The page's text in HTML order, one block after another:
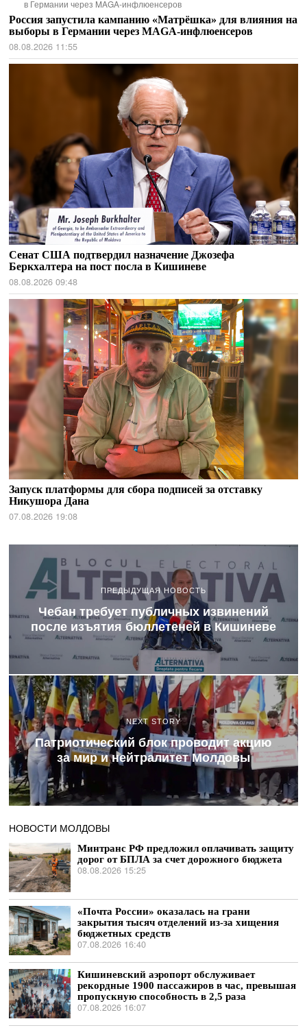
в Германии через MAGA-инфлюенсеров
Россия запустила кампанию «Матрёшка» для влияния на
выборы в Германии через MAGA-инфлюенсеров
08.08.2026 11:55
Сенат США подтвердил назначение Джозефа
Беркхалтера на пост посла в Кишиневе
08.08.2026 09:48
Запуск платформы для сбора подписей за отставку
Никушора Дана
07.08.2026 19:08
ПРЕДЫДУЩАЯ НОВОСТЬ
Чебан требует публичных извинений
после изъятия бюллетеней в Кишиневе
NEXT STORY
Патриотический блок проводит акцию
за мир и нейтралитет Молдовы
НОВОСТИ МОЛДОВЫ
Минтранс РФ предложил оплачивать защиту
дорог от БПЛА за счет дорожного бюджета
08.08.2026 15:25
«Почта России» оказалась на грани
закрытия тысяч отделений из-за хищения
бюджетных средств
07.08.2026 16:40
Кишиневский аэропорт обслуживает
рекордные 1900 пассажиров в час, превышая
пропускную способность в 2,5 раза
07.08.2026 16:07